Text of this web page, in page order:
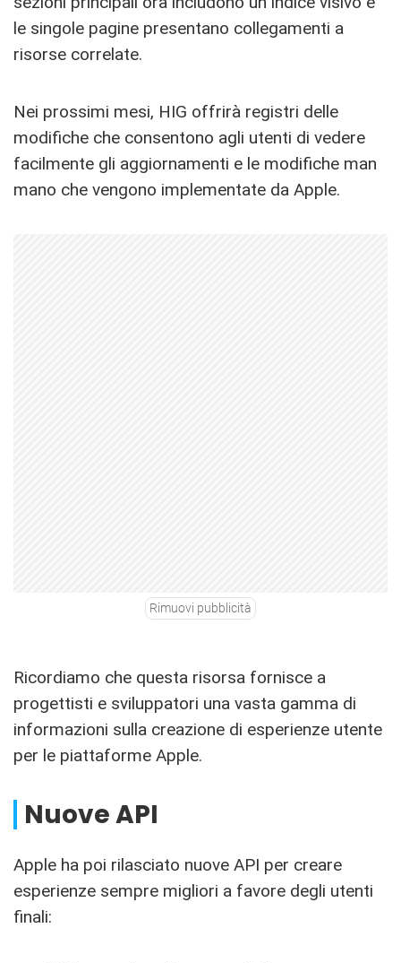
le singole pagine presentano collegamenti a
risorse correlate.
Nei prossimi mesi, HIG offrirà registri delle
modifiche che consentono agli utenti di vedere
facilmente gli aggiornamenti e le modifiche man
mano che vengono implementate da Apple.
Rimuovi pubblicità
Ricordiamo che questa risorsa fornisce a
progettisti e sviluppatori una vasta gamma di
informazioni sulla creazione di esperienze utente
per le piattaforme Apple.
Nuove API
Apple ha poi rilasciato nuove API per creare
esperienze sempre migliori a favore degli utenti
finali: